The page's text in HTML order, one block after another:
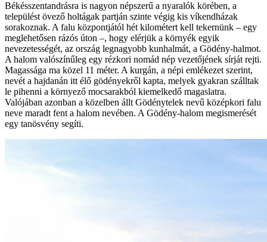
Békésszentandrásra is nagyon népszerű a nyaralók körében, a
települést övező holtágak partján szinte végig kis víkendházak
sorakoznak. A falu központjától hét kilométert kell tekernünk – egy
meglehetősen rázós úton –, hogy elérjük a környék egyik
nevezetességét, az ország legnagyobb kunhalmát, a Gödény-halmot.
A halom valószínűleg egy rézkori nomád nép vezetőjének sírját rejti.
Magassága ma közel 11 méter. A kurgán, a népi emlékezet szerint,
nevét a hajdanán itt élő gödényekről kapta, melyek gyakran szálltak
le pihenni a környező mocsarakból kiemelkedő magaslatra.
Valójában azonban a közelben állt Gödénytelek nevű középkori falu
neve maradt fent a halom nevében. A Gödény-halom megismerését
egy tanösvény segíti.